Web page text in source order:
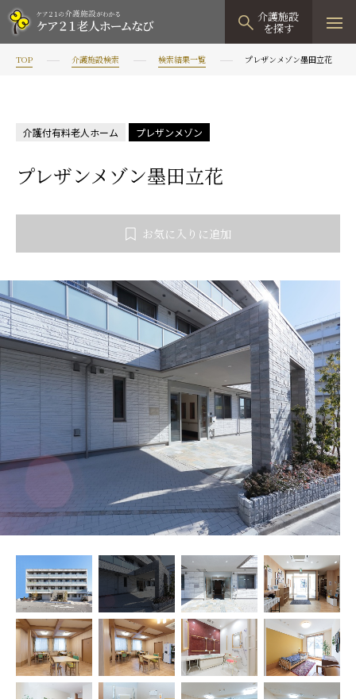
介護施設
を探す
TOPページ
資料請求
見学予約
有料老人ホーム
有料老人ホームTOP
プレザンリュクス
プレザングラン
プレザンメゾン
有料老人ホームとは
グループホーム
認知症対応型グループホームTOP
たのしい家
認知症対応型グループホームとは
認知症のおはなし
小規模多機能型居宅介護
小規模多機能型居宅介護TOP
たのしい家
小規模多機能型居宅介護とは
tel0120-944-821
9:00～18:00（年末年始を除く）
お問い合わせフォーム
お気に入り 資料請求 見学予約
ご入居までの流れ
介護保険の仕組み
FAQ
運営会社
プライバシーポリシー
TOP 介護施設検索 検索結果一覧 プレザンメゾン墨田立花
介護付有料老人ホーム プレザンメゾン
プレザンメゾン墨田立花
お気に入りに追加